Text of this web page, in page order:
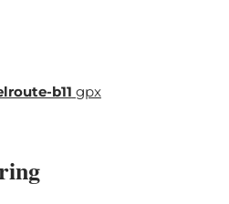
veldweg terug naar
b11 gpx